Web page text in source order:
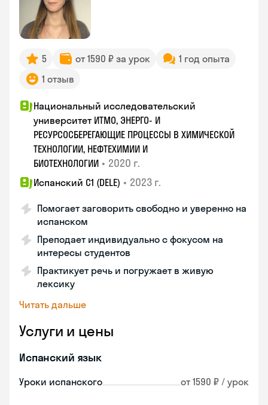
5 от 1590 ₽ за урок
1 год опыта
1 отзыв
Национальный исследовательский
университет ИТМО, ЭНЕРГО- И
РЕСУРСОСБЕРЕГАЮЩИЕ ПРОЦЕССЫ В ХИМИЧЕСКОЙ
ТЕХНОЛОГИИ, НЕФТЕХИМИИ И
БИОТЕХНОЛОГИИ • 2020 г.
Испанский С1 (DELE) • 2023 г.
Помогает заговорить свободно и уверенно на
испанском
Преподает индивидуально с фокусом на
интересы студентов
Практикует речь и погружает в живую
лексику
Читать дальше
Услуги и цены
Испанский язык
Уроки испанского от 1590 ₽ / урок